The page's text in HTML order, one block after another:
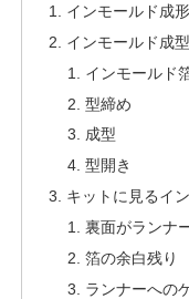
インモールド成
インモールド成
インモールド
型締め
成型
型開き
キットに見るイ
裏面がランナ
箔の余白残り
ランナーへの